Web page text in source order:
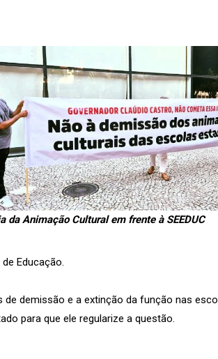
da Animação Cultural em frente à SEEDUC
Educação.
demissão e a extinção da função nas
para que ele regularize a questão.